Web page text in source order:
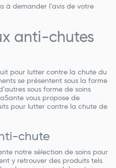
à demander l’avis de votre
anti-chutes
pour lutter contre la chute du
se présentent sous la forme
sous forme de soins
vous propose de
pour lutter contre la chute de
chute
notre sélection de soins pour
y retrouver des produits tels